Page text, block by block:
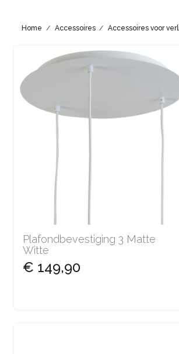
Home Accessoires Accessoires voor
Plafondbevestiging 3 Matte
Witte
€ 149,90